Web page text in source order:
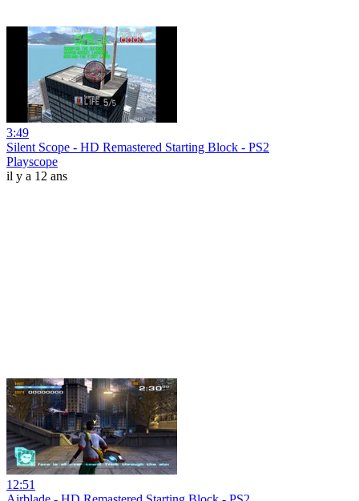
3:49
Silent Scope - HD Remastered Starting Block - PS2
Playscope
il y a 12 ans
12:51